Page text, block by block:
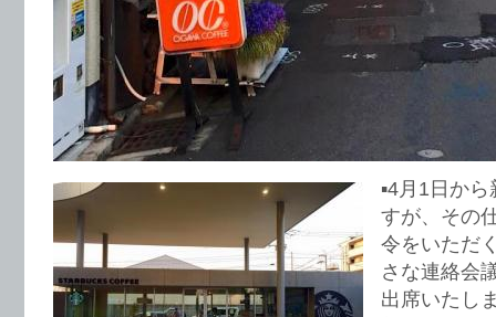
▪︎4月1日か
すが、その
令をいただ
さな連絡会
出席いたし